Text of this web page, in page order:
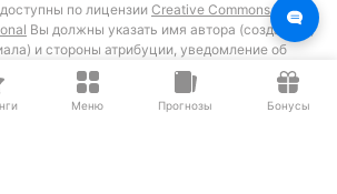
Меню Прогнозы Бонусы
по лицензии Creative Commons
Вы должны указать имя автора (создателя)
и стороны атрибуции, уведомление об
лицензии, уведомление об оговорке и
они предоставлены вместе с материалом.